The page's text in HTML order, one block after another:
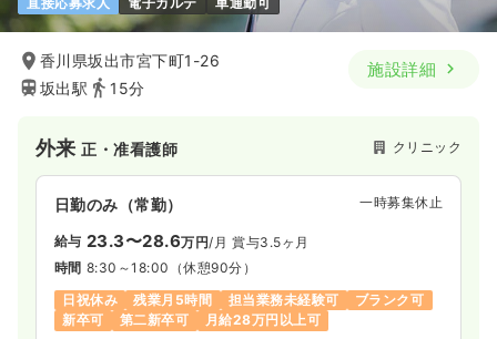
香川県坂出市宮下町1-26
坂出駅
15分
施設詳細
外来正・准看護師 クリニック
日勤のみ（常勤） 一時募集休止
給与 23.3〜28.6万円/月 賞与3.5ヶ月
時間 8:30～18:00 （休憩90分）
日祝休み
残業月5時間 担当業務未経験可
ブランク可
新卒可
第二新卒可 月給28万円以上可